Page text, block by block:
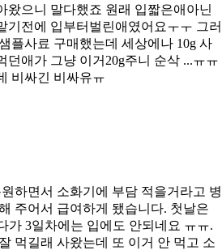
왔으니 말다했죠 원래 입짧은애아닌
기전에 입부터벌린애였어요ㅜㅜ 그러
플사료 구매했는데 세상에나 10g 사
던애가 그냥 이거20g주니 순삭 ...ㅠㅠ
비싸긴 비싸유ㅠ
하면서 소화기에 부담 적을거라고 병
주어서 급여하게 됐습니다. 첫날은
가 3일차에는 입에도 안되네요 ㅠㅠ.
먹길래 사왔는데 또 이거 안 먹고 소